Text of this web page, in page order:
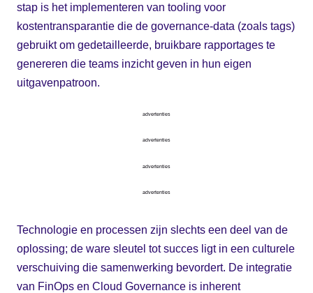
stap is het implementeren van tooling voor
kostentransparantie die de governance-data (zoals tags)
gebruikt om gedetailleerde, bruikbare rapportages te
genereren die teams inzicht geven in hun eigen
uitgavenpatroon.
advertenties
advertenties
advertenties
advertenties
Technologie en processen zijn slechts een deel van de
oplossing; de ware sleutel tot succes ligt in een culturele
verschuiving die samenwerking bevordert. De integratie
van FinOps en Cloud Governance is inherent